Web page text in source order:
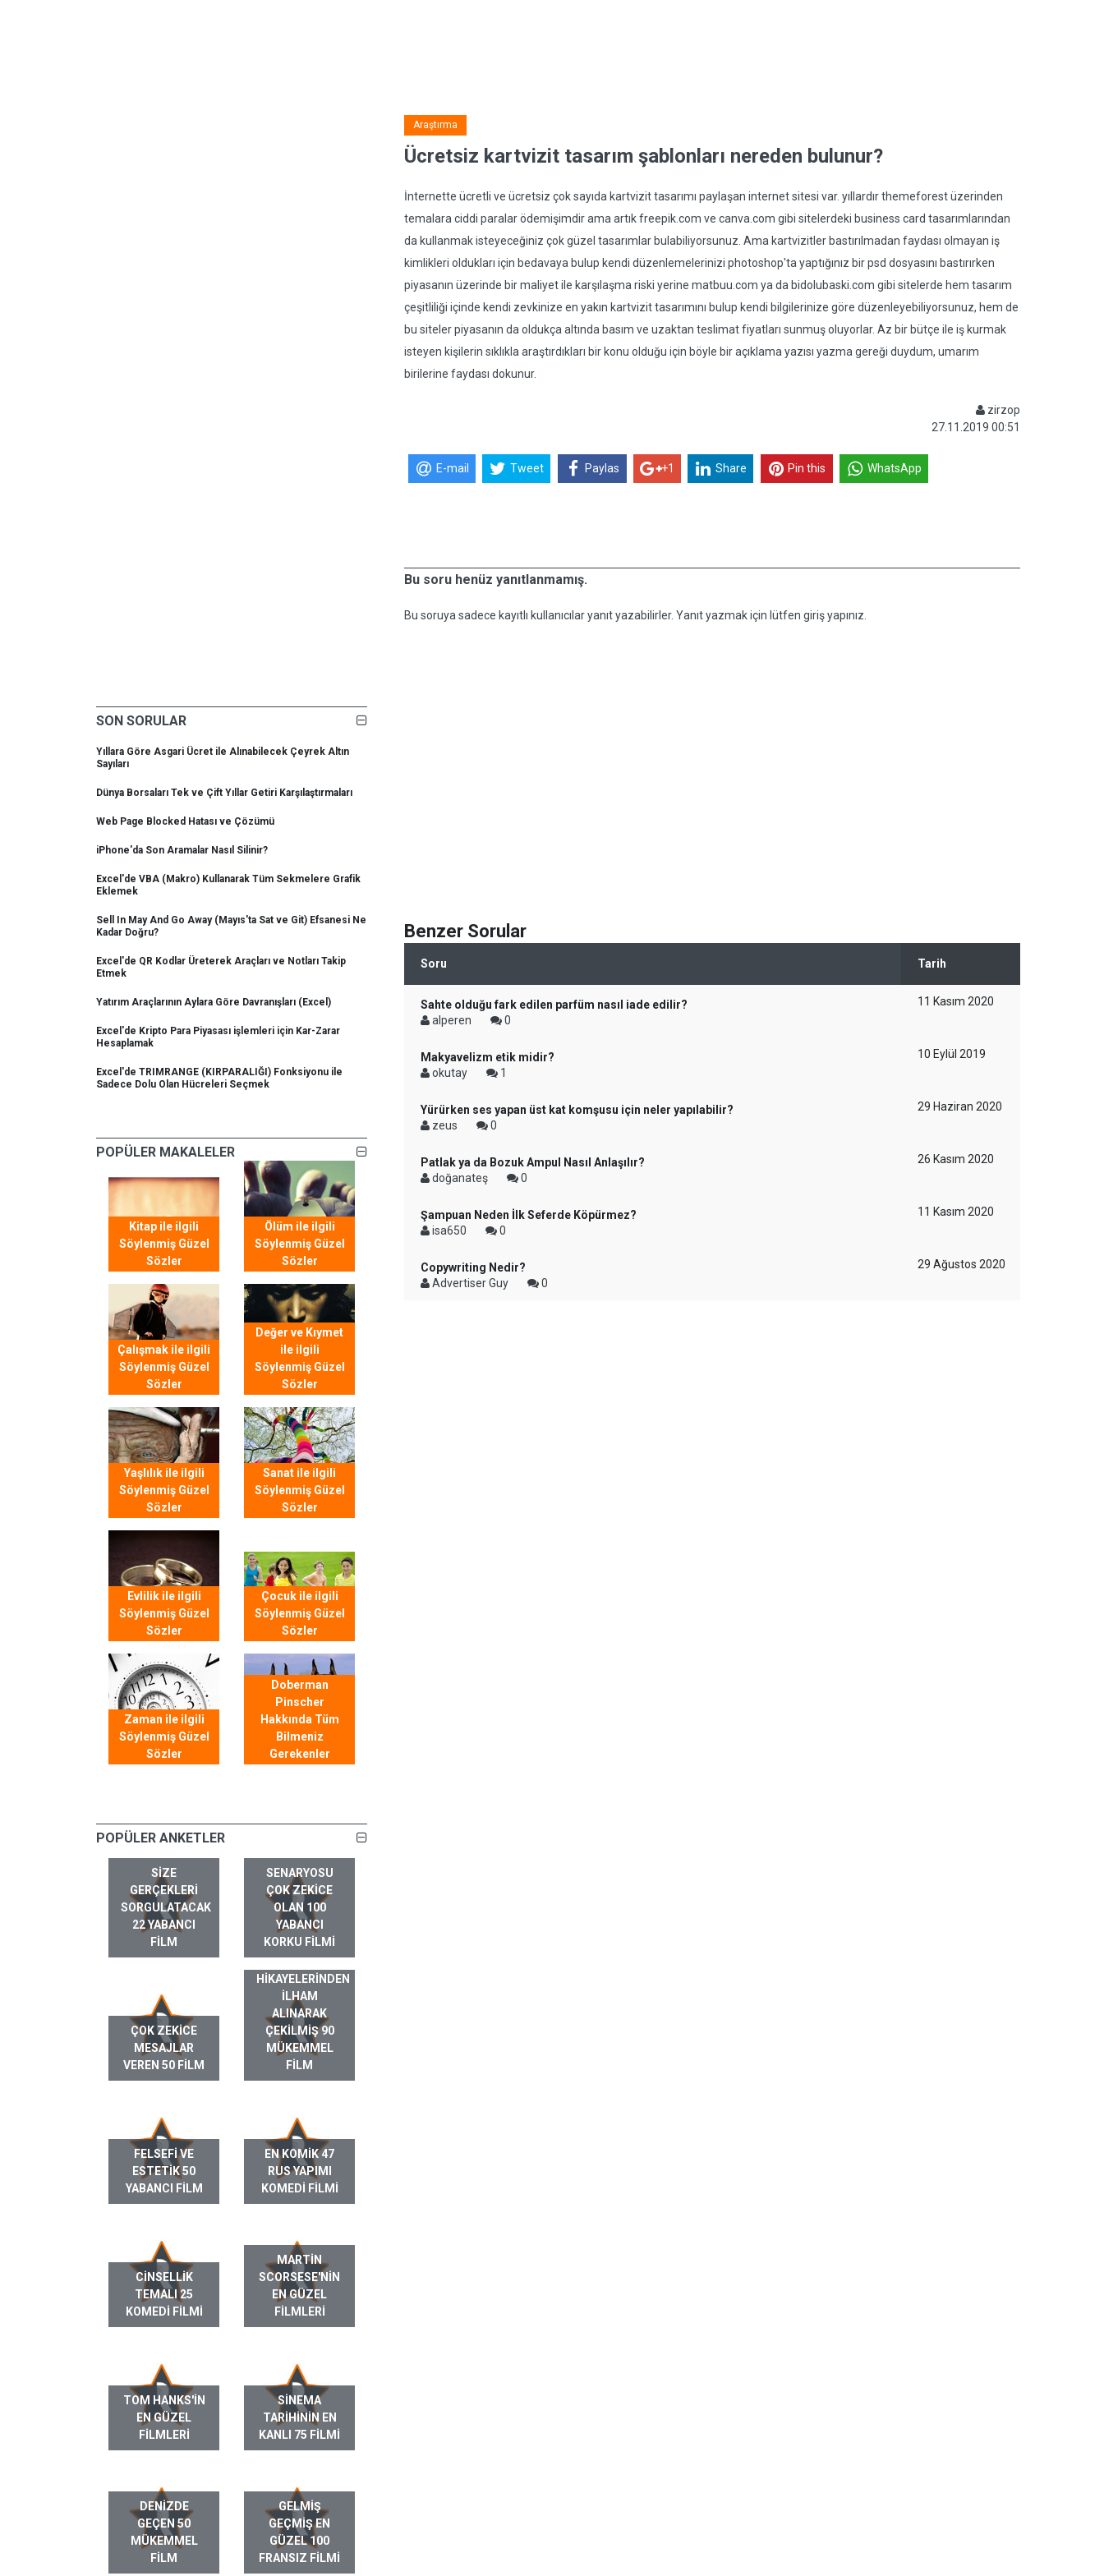
SON SORULAR
Yıllara Göre Asgari Ücret ile Alınabilecek Çeyrek Altın
Sayıları
Dünya Borsaları Tek ve Çift Yıllar Getiri Karşılaştırmaları
Web Page Blocked Hatası ve Çözümü
iPhone'da Son Aramalar Nasıl Silinir?
Excel'de VBA (Makro) Kullanarak Tüm Sekmelere Grafik
Eklemek
Sell In May And Go Away (Mayıs'ta Sat ve Git) Efsanesi Ne
Kadar Doğru?
Excel'de QR Kodlar Üreterek Araçları ve Notları Takip
Etmek
Yatırım Araçlarının Aylara Göre Davranışları (Excel)
Excel'de Kripto Para Piyasası işlemleri için Kar-Zarar
Hesaplamak
Excel'de TRIMRANGE (KIRPARALIĞI) Fonksiyonu ile
Sadece Dolu Olan Hücreleri Seçmek
POPÜLER MAKALELER
Kitap ile ilgili
Söylenmiş Güzel
Sözler
Ölüm ile ilgili
Söylenmiş Güzel
Sözler
Çalışmak ile ilgili
Söylenmiş Güzel
Sözler
Değer ve Kıymet
ile ilgili
Söylenmiş Güzel
Sözler
Yaşlılık ile ilgili
Söylenmiş Güzel
Sözler
Sanat ile ilgili
Söylenmiş Güzel
Sözler
Evlilik ile ilgili
Söylenmiş Güzel
Sözler
Çocuk ile ilgili
Söylenmiş Güzel
Sözler
Zaman ile ilgili
Söylenmiş Güzel
Sözler
Doberman
Pinscher
Hakkında Tüm
Bilmeniz
Gerekenler
POPÜLER ANKETLER
SIZE
GERÇEKLERI
SORGULATACAK
22 YABANCI
FILM
SENARYOSU
ÇOK ZEKICE
OLAN 100
YABANCI
KORKU FILMI
ÇOK ZEKICE
MESAJLAR
VEREN 50 FILM
GERÇEK HAYAT
HIKAYELERINDEN
ILHAM
ALINARAK
ÇEKILMIŞ 90
MÜKEMMEL
FILM
FELSEFI VE
ESTETIK 50
YABANCI FILM
EN KOMIK 47
RUS YAPIMI
KOMEDI FILMI
CINSELLIK
TEMALI 25
KOMEDI FILMI
MARTIN
SCORSESE'NIN
EN GÜZEL
FILMLERI
TOM HANKS'IN
EN GÜZEL
FILMLERI
SINEMA
TARIHININ EN
KANLI 75 FILMI
DENIZDE
GEÇEN 50
MÜKEMMEL
FILM
GELMIŞ
GEÇMIŞ EN
GÜZEL 100
FRANSIZ FILMI
Araştırma
Ücretsiz kartvizit tasarım şablonları nereden bulunur?
İnternette ücretli ve ücretsiz çok sayıda kartvizit tasarımı paylaşan internet sitesi var. yıllardır themeforest üzerinden
temalara ciddi paralar ödemişimdir ama artık freepik.com ve canva.com gibi sitelerdeki business card tasarımlarından
da kullanmak isteyeceğiniz çok güzel tasarımlar bulabiliyorsunuz. Ama kartvizitler bastırılmadan faydası olmayan iş
kimlikleri oldukları için bedavaya bulup kendi düzenlemelerinizi photoshop'ta yaptığınız bir psd dosyasını bastırırken
piyasanın üzerinde bir maliyet ile karşılaşma riski yerine matbuu.com ya da bidolubaski.com gibi sitelerde hem tasarım
çeşitliliği içinde kendi zevkinize en yakın kartvizit tasarımını bulup kendi bilgilerinize göre düzenleyebiliyorsunuz, hem de
bu siteler piyasanın da oldukça altında basım ve uzaktan teslimat fiyatları sunmuş oluyorlar. Az bir bütçe ile iş kurmak
isteyen kişilerin sıklıkla araştırdıkları bir konu olduğu için böyle bir açıklama yazısı yazma gereği duydum, umarım
birilerine faydası dokunur.
zirzop
27.11.2019 00:51
E-mail Tweet Paylas +1 Share Pin this WhatsApp
Bu soru henüz yanıtlanmamış.
Bu soruya sadece kayıtlı kullanıcılar yanıt yazabilirler. Yanıt yazmak için lütfen giriş yapınız.
Benzer Sorular
Soru Tarih
Sahte olduğu fark edilen parfüm nasıl iade edilir?
alperen
0
11 Kasım 2020
Makyavelizm etik midir?
okutay
1
10 Eylül 2019
Yürürken ses yapan üst kat komşusu için neler yapılabilir?
zeus
0
29 Haziran 2020
Patlak ya da Bozuk Ampul Nasıl Anlaşılır?
doğanateş
0
26 Kasım 2020
Şampuan Neden İlk Seferde Köpürmez?
isa650
0
11 Kasım 2020
Copywriting Nedir?
Advertiser Guy
0
29 Ağustos 2020